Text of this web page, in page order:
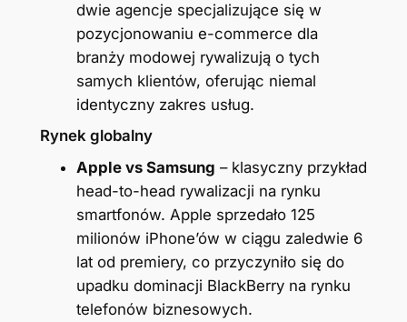
dwie agencje specjalizujące się w
pozycjonowaniu e-commerce dla
branży modowej rywalizują o tych
samych klientów, oferując niemal
identyczny zakres usług.
Rynek globalny
Apple vs Samsung – klasyczny przykład
head-to-head rywalizacji na rynku
smartfonów. Apple sprzedało 125
milionów iPhone’ów w ciągu zaledwie 6
lat od premiery, co przyczyniło się do
upadku dominacji BlackBerry na rynku
telefonów biznesowych.